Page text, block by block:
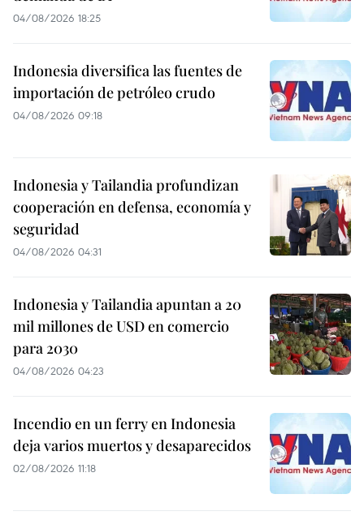
04/08/2026 18:25
Indonesia diversifica las fuentes de
importación de petróleo crudo
04/08/2026 09:18
Indonesia y Tailandia profundizan
cooperación en defensa, economía y
seguridad
04/08/2026 04:31
Indonesia y Tailandia apuntan a 20
mil millones de USD en comercio
para 2030
04/08/2026 04:23
Incendio en un ferry en Indonesia
deja varios muertos y desaparecidos
02/08/2026 11:18